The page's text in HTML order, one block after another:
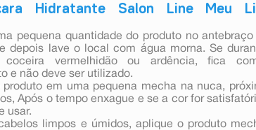
Hidratante Salon Line Meu
pequena quantidade do produto no
depois lave o local com água morna. Se
vermelhidão ou ardência, fica
e não deve ser utilizado.
produto em uma pequena mecha na nuca,
Após o tempo enxague e se a cor for
usar.
limpos e úmidos, aplique o produto